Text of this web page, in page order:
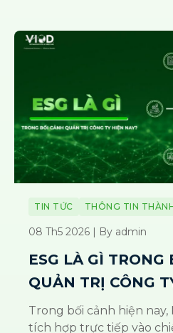
TIN TỨC THÔNG TIN
08 Th5 2026 | By admin
ESG LÀ GÌ TRONG
QUẢN TRỊ CÔNG
Trong bối cảnh hiện nay,
tích hợp trực tiếp vào